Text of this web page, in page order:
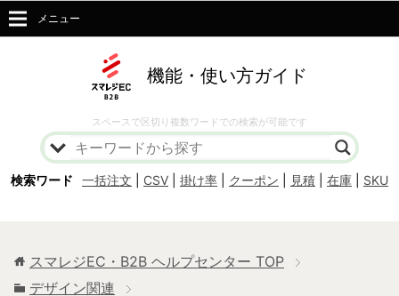
機能・使い方ガイド
スペースで区切り複数ワードでの検索が可能です
検索ワード 一括注文 CSV 掛け率 クーポン 見積 在庫 SKU
メニュー
スマレジEC・B2B ヘルプセンター TOP
デザイン関連